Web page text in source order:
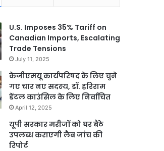
U.S. Imposes 35% Tariff on
Canadian Imports, Escalating
Trade Tensions
July 11, 2025
केजीएमयू कार्यपरिषद के लिए चुने
गए चार नए सदस्‍य, डॉ. हरिराम
डेंटल काउंसिल के लिए निर्वाचित
April 12, 2025
यूपी सरकार मरीजों को घर बैठे
उपलब्ध कराएगी लैब जांच की
रिपोर्ट